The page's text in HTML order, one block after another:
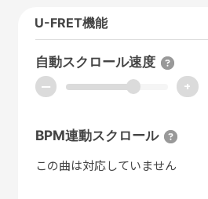
U-FRET機能
自動スクロール速度
ー +
BPM連動スクロール
この曲は対応していません